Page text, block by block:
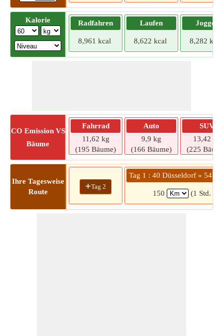
Kalorie Radfahren
8,961 kcal
Laufen
8,622 kcal
Joggen
8,282 kcal
CO Emission VS
Bäume
Fahrrad
11,62 kg
(195 Bäume)
Auto
9,9 kg
(166 Bäume)
SUV
13,42 kg
(225
Ihre Tagesweise
Route
+Tag 2
Tag 1 : 40 Düsseldorf »
150 (1 Std.